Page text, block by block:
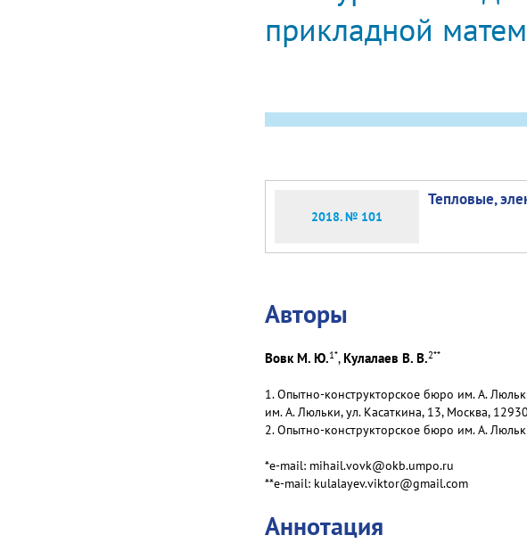
прикладной
2018. № 101
Тепловые,
Авторы
Вовк М. Ю.1*,Кулалаев В. В.2**
1. Опытно-конструкторское бюро им. А.
им. А. Люльки, ул. Касаткина, 13, Москва,
2. Опытно-конструкторское бюро им. А.
*e-mail: mihail.vovk@okb.umpo.ru
**e-mail: kulalayev.viktor@gmail.com
Аннотация